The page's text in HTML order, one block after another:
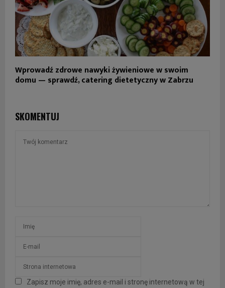
Wprowadź zdrowe nawyki żywieniowe w swoim
domu — sprawdź, catering dietetyczny w Zabrzu
SKOMENTUJ
Zapisz moje imię, adres e-mail i stronę internetową w tej